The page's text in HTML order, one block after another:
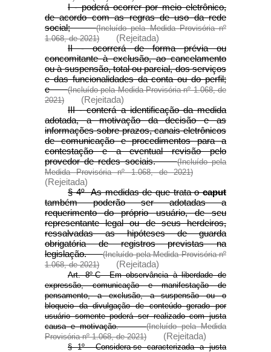
I - poderá ocorrer por meio eletrônico,
de acordo com as regras de uso da rede
social;(Incluído pela Medida Provisória nº
1.068, de 2021)
(Rejeitada)
II - ocorrerá de forma prévia ou
concomitante à exclusão, ao cancelamento
ou à suspensão, total ou parcial, dos serviços
e das funcionalidades da conta ou do perfil;
e(Incluído pela Medida Provisória nº 1.068, de
2021)
(Rejeitada)
III - conterá a identificação da medida
adotada, a motivação da decisão e as
informações sobre prazos, canais eletrônicos
de comunicação e procedimentos para a
contestação e a eventual revisão pelo
provedor de redes sociais.(Incluído pela
Medida Provisória nº 1.068, de 2021)
(Rejeitada)
§ 4º As medidas de que trata ocaput
também poderão ser adotadas a
requerimento do próprio usuário, de seu
representante legal ou de seus herdeiros,
ressalvadas as hipóteses de guarda
obrigatória de registros previstas na
legislação.(Incluído pela Medida Provisória nº
1.068, de 2021)
(Rejeitada)
Art. 8º-C Em observância à liberdade de
expressão, comunicação e manifestação de
pensamento, a exclusão, a suspensão ou o
bloqueio da divulgação de conteúdo gerado por
usuário somente poderá ser realizado com justa
causa e motivação.(Incluído pela Medida
Provisória nº 1.068, de 2021)
(Rejeitada)
§ 1º Considera-se caracterizada a justa